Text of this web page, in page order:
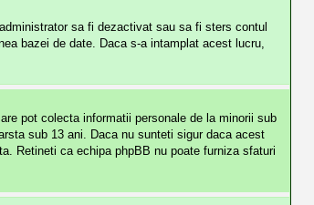
sa fi dezactivat sau sa fi sters contul
bazei de date. Daca s-a intamplat acest lucru,
pot colecta informatii personale de la minorii sub
sub 13 ani. Daca nu sunteti sigur daca acest
Retineti ca echipa phpBB nu poate furniza sfaturi